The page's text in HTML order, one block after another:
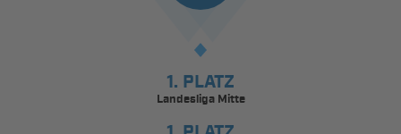
1. PLATZ
Landesliga Mitte